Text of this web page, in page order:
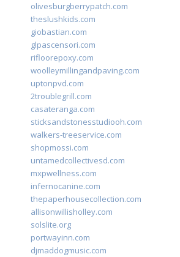
olivesburgberrypatch.com
theslushkids.com
giobastian.com
glpascensori.com
rifloorepoxy.com
woolleymillingandpaving.com
uptonpvd.com
2troublegrill.com
casateranga.com
sticksandstonesstudiooh.com
walkers-treeservice.com
shopmossi.com
untamedcollectivesd.com
mxpwellness.com
infernocanine.com
thepaperhousecollection.com
allisonwillisholley.com
solslite.org
portwayinn.com
djmaddogmusic.com